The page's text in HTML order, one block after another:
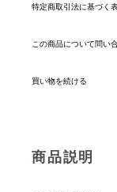
特定商取引法に基づく
この商品について問い
買い物を続ける
商品説明